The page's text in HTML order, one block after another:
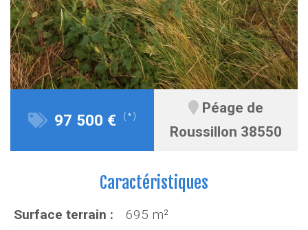
97 500 € ( * )
Péage de
Roussillon 38550
Caractéristiques
Surface terrain :
695 m²